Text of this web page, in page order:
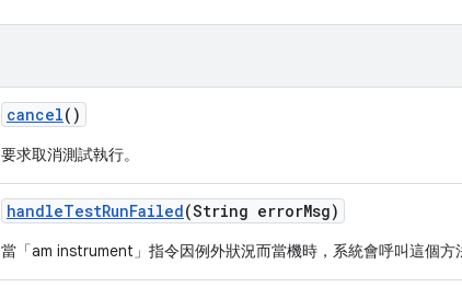
cancel()
要求取消測試執行。
handleTestRunFailed(String errorMsg)
當「am instrument」指令因例外狀況而當機時，系統會呼叫這個方